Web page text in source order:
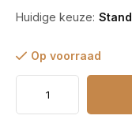
Huidige keuze:
Op voorraad